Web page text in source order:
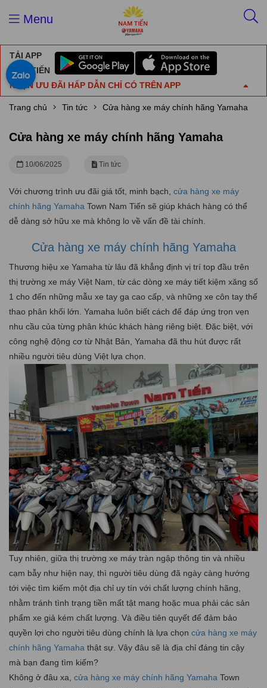
Menu
TẢI APP
NAM TIẾN
NHẬN ƯU ĐÃI HẤP DẪN CHỈ CÓ TRÊN APP
Trang chủ Tin tức Cửa hàng xe máy chính hãng Yamaha
Cửa hàng xe máy chính hãng Yamaha
10/06/2025 Tin tức
Với chương trình ưu đãi giá tốt, minh bạch, cửa hàng xe máy
chính hãng Yamaha Town Nam Tiến sẽ giúp khách hàng có thể
dễ dàng sở hữu xe mà không lo về vấn đề tài chính.
Cửa hàng xe máy chính hãng Yamaha
Thương hiệu xe Yamaha từ lâu đã khẳng định vị trí top đầu trên
thị trường xe máy Việt Nam, từ các dòng xe máy tiết kiệm xăng số
1 cho đến những mẫu xe tay ga cao cấp, và những xe côn tay thể
thao phân khối lớn. Yamaha luôn biết cách để đáp ứng trọn vẹn
nhu cầu của từng phân khúc khách hàng riêng biệt. Đặc biệt, với
công nghệ động cơ từ Nhật Bản, Yamaha đã thu hút được rất
nhiều người tiêu dùng Việt lựa chọn.
Tuy nhiên, giữa thị trường xe máy tràn ngập thông tin và nhiều
cạm bẫy như hiện nay, thì người tiêu dùng đã ngày càng hướng
tới việc tìm kiếm một địa chỉ uy tín với chất lượng chính hãng,
nhằm tránh tình trạng tiền mất tật mang hoặc mua phải các sản
phẩm xe giả kém chất lượng. Và điều tiên quyết để đảm bảo
quyền lợi cho người tiêu dùng chính là lựa chọn cửa hàng xe máy
chính hãng Yamaha thật sự. Vậy đâu sẽ là địa chỉ đáng tin cậy
mà bạn đang tìm kiếm?
Không ở đâu xa, cửa hàng xe máy chính hãng Yamaha Town